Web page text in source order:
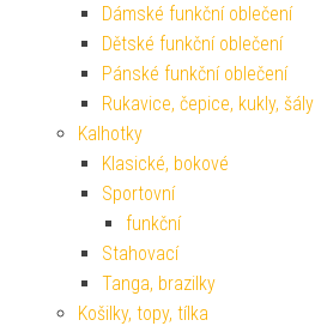
Dámské funkční oblečení
Dětské funkční oblečení
Pánské funkční oblečení
Rukavice, čepice, kukly, šály
Kalhotky
Klasické, bokové
Sportovní
funkční
Stahovací
Tanga, brazilky
Košilky, topy, tílka